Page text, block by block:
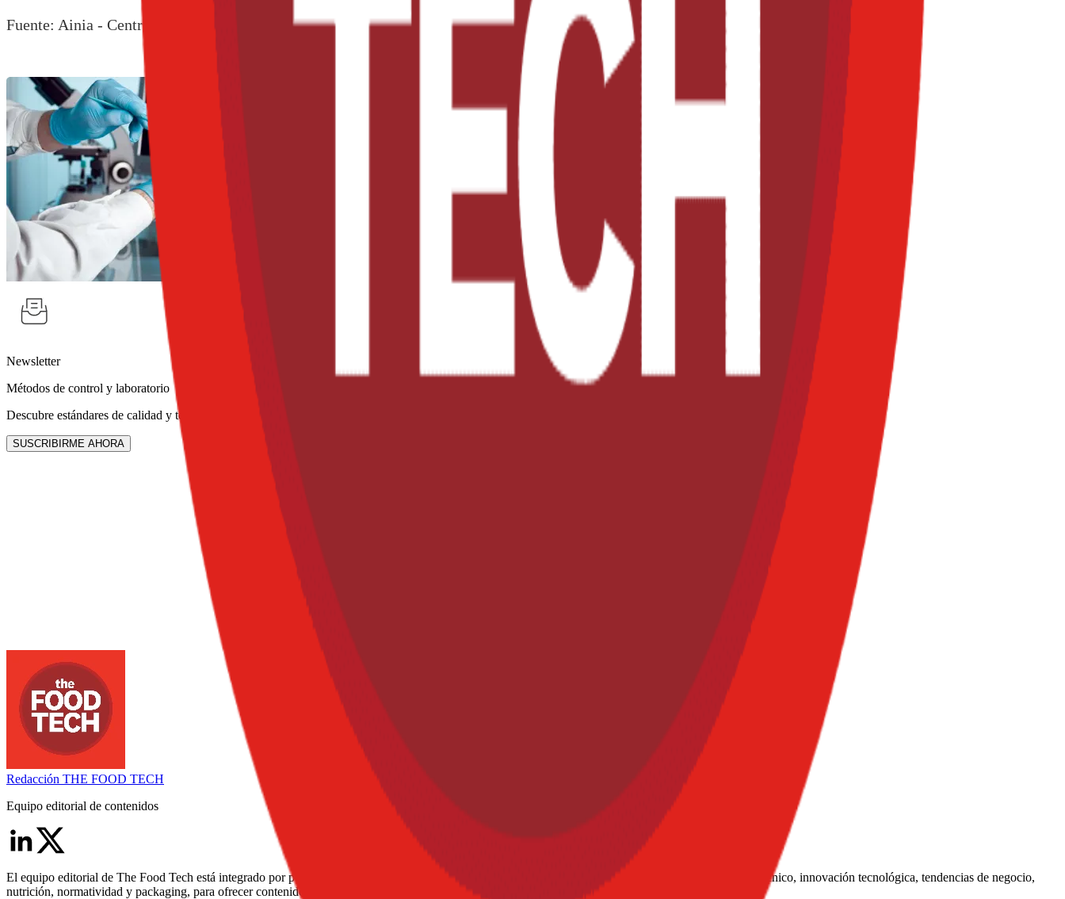
Fuente: Ainia - Centro Tecnológico
Newsletter
Métodos de control y laboratorio
Descubre estándares de calidad y tecnologías de detección rápida para la seguridad alimentaria.
SUSCRIBIRME AHORA
Redacción THE FOOD TECH
Equipo editorial de contenidos
El equipo editorial de The Food Tech está integrado por periodistas especializados en la industria de alimentos y bebidas. Su enfoque combina análisis técnico, innovación tecnológica, tendencias de negocio,
nutrición, normatividad y packaging, para ofrecer contenidos de alto valor dirigidos a los profesionales del sector.